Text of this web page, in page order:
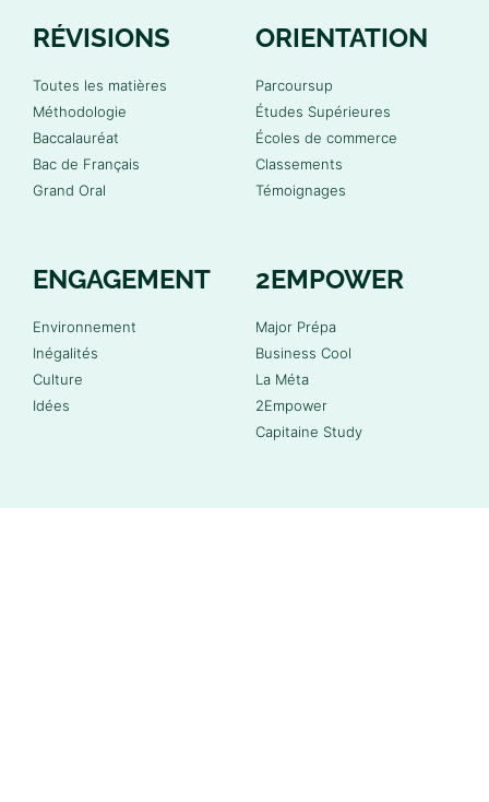
RÉVISIONS
Toutes les matières
Méthodologie
Baccalauréat
Bac de Français
Grand Oral
ORIENTATION
Parcoursup
Études Supérieures
Écoles de commerce
Classements
Témoignages
ENGAGEMENT
Environnement
Inégalités
Culture
Idées
2EMPOWER
Major Prépa
Business Cool
La Méta
2Empower
Capitaine Study